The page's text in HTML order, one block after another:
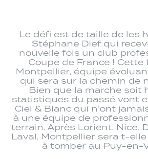
Le défi est de taille de les
Stéphane Dief qui
nouvelle fois un club
Coupe de France ! Cette
Montpellier, équipe
qui sera sur la chemin de
Bien que la marche soit
statistiques du passé vont
Ciel & Blanc qui n’ont
à une équipe de
terrain. Après Lorient, Nice,
Laval, Montpellier sera t-
à tomber au Puy-en-